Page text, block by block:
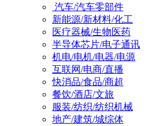
汽车/汽车零部件
新能源/新材料/化工
医疗器械/生物医药
半导体芯片/电子通讯
机电/电机/电器/电源
互联网/电商/直播
快消品/食品/商超
餐饮/酒店/文旅
服装/纺织/纺织机械
地产/建筑/城综体